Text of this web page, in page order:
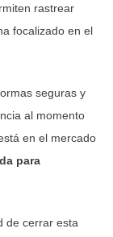
rastrear
focalizado en el
seguras y
al momento
en el mercado
para
de cerrar esta